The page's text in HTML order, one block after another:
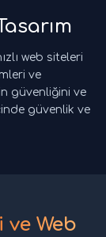
web siteleri
ve
güvenliğini ve
güvenlik ve
ve Web